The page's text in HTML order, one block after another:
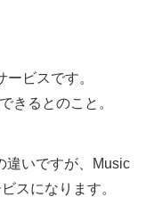
ビスです。
きるとのこと。
違いですが、Music
スになります。